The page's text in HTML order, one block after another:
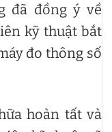
đã đồng ý về
kỹ thuật bắt
đo thông số
hoàn tất và